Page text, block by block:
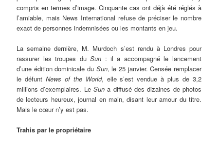
compris en termes d’image. Cinquante cas ont déjà été réglés à
l’amiable, mais News International refuse de préciser le nombre
exact de personnes indemnisées ou les montants en jeu.
La semaine dernière, M. Murdoch s’est rendu à Londres pour
rassurer les troupes duSun : il a accompagné le lancement
d’une édition dominicale du Sun, le 25 janvier. Censée remplacer
le défunt News of the World, elle s’est vendue à plus de 3,2
millions d’exemplaires. LeSuna diffusé des dizaines de photos
de lecteurs heureux, journal en main, disant leur amour du titre.
Mais le cœur n’y est pas.
Trahis par le propriétaire